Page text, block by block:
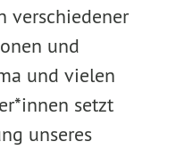
verschiedener
und
und vielen
setzt
unseres